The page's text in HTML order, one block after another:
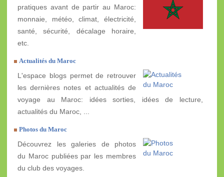
pratiques avant de partir au Maroc:
monnaie, météo, climat, électricité,
santé, sécurité, décalage horaire,
etc.
Actualités du Maroc
L'espace blogs permet de retrouver
les dernières notes et actualités de
voyage au Maroc: idées sorties, idées de lecture,
actualités du Maroc, ...
Photos du Maroc
Découvrez les galeries de photos
du Maroc publiées par les membres
du club des voyages.